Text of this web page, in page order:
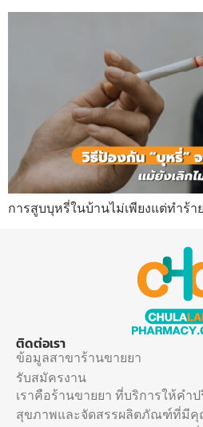
การสูบบุหรี่ในบ้านไม่เพียงแต่ทำร้
ติดต่อเรา
ข้อมูลสาขาร้านขายยา
รับสมัครงาน
เราคือร้านขายยา ที่บริการให้ค
สุขภาพและจัดสรรผลิตภัณฑ์ที่มี